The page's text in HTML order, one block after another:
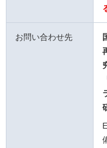
お問い合わせ先